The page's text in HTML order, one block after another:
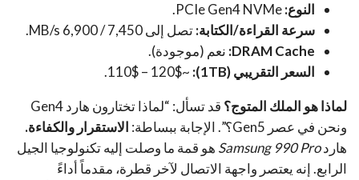
النوع:
سرعة القراءة/الكتابة:تصل إلى 7,450 / 6,900 MB/s.
DRAM Cache: نعم (موجودة).
السعر التقريبي (1TB):
~110$ – 120$.
لماذا هو الملك المتوج؟
قد تسأل: “لماذا تختارون هارد Gen4
ونحن في عصر Gen5؟”. الإجابة ببساطة:
الاستقرار والكفاءة.
هاردSamsung 990 Pro هو قمة ما وصلت إليه تكنولوجيا الجيل
الرابع. إنه يعتصر واجهة الاتصال لآخر قطرة، مقدماً أداءً